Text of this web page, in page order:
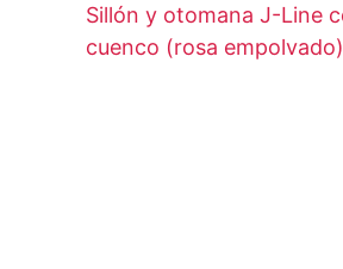
Sillón y otomana J-Line
cuenco (rosa empolvado)